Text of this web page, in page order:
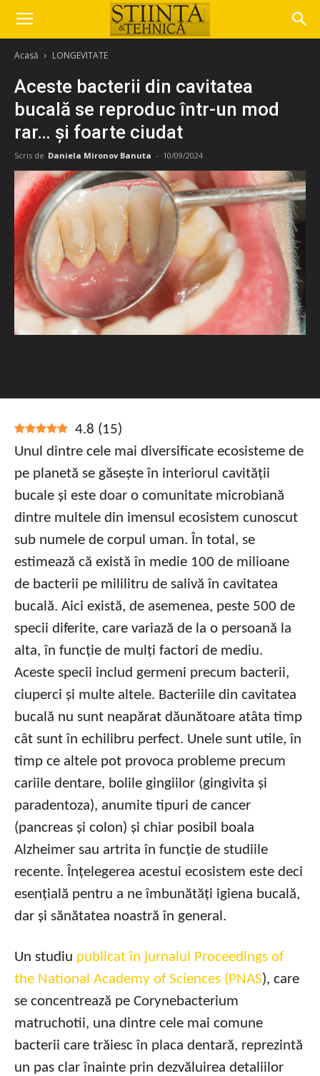
Acasă LONGEVITATE
Aceste bacterii din cavitatea
bucală se reproduc într-un mod
rar… și foarte ciudat
Scris de Daniela Mironov Banuta - 10/09/2024
4.8 (15)
Unul dintre cele mai diversificate ecosisteme de
pe planetă se găsește în interiorul cavității
bucale și este doar o comunitate microbiană
dintre multele din imensul ecosistem cunoscut
sub numele de corpul uman. În total, se
estimează că există în medie 100 de milioane
de bacterii pe mililitru de salivă în cavitatea
bucală. Aici există, de asemenea, peste 500 de
specii diferite, care variază de la o persoană la
alta, în funcție de mulți factori de mediu.
Aceste specii includ germeni precum bacterii,
ciuperci și multe altele. Bacteriile din cavitatea
bucală nu sunt neapărat dăunătoare atâta timp
cât sunt în echilibru perfect. Unele sunt utile, în
timp ce altele pot provoca probleme precum
cariile dentare, bolile gingiilor (gingivita și
paradentoza), anumite tipuri de cancer
(pancreas și colon) și chiar posibil boala
Alzheimer sau artrita în funcție de studiile
recente. Înțelegerea acestui ecosistem este deci
esențială pentru a ne îmbunătăți igiena bucală,
dar și sănătatea noastră în general.
Un studiu publicat în jurnalul Proceedings of
the National Academy of Sciences (PNAS), care
se concentrează pe Corynebacterium
matruchotii, una dintre cele mai comune
bacterii care trăiesc în placa dentară, reprezintă
un pas clar înainte prin dezvăluirea detaliilor